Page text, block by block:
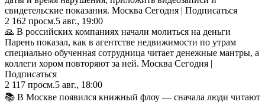
свидетельские показания. Москва Сегодня | Подписаться
2 162 просм.5 авг., 19:00
🙏 В российских компаниях начали молиться на деньги
Парень показал, как в агентстве недвижимости по утрам
специально обученная сотрудница читает денежные мантры, а
коллеги хором повторяют за ней. Москва Сегодня |
Подписаться
2 117 просм.5 авг., 18:00
📚 В Москве появился книжный флоу — сначала люди читают